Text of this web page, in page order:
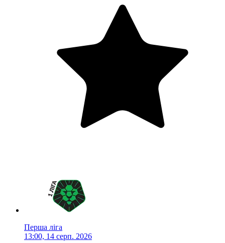
Перша ліга
13:00, 14 серп. 2026